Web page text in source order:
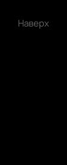
Наверх